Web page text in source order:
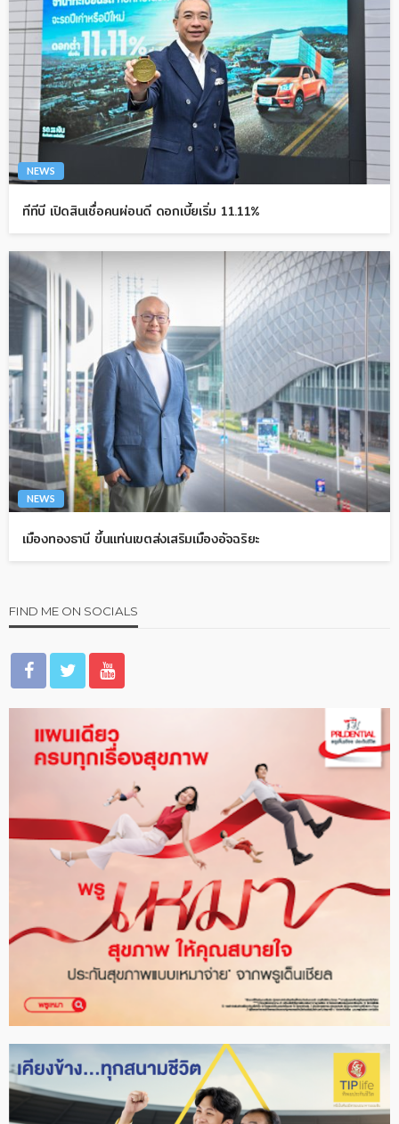
NEWS
ทีทีบี เปิดสินเชื่อคนผ่อนดี ดอกเบี้ยเริ่ม 11.11%
NEWS
เมืองทองธานี ขึ้นแท่นเขตส่งเสริมเมืองอัจฉริยะ
FIND ME ON SOCIALS